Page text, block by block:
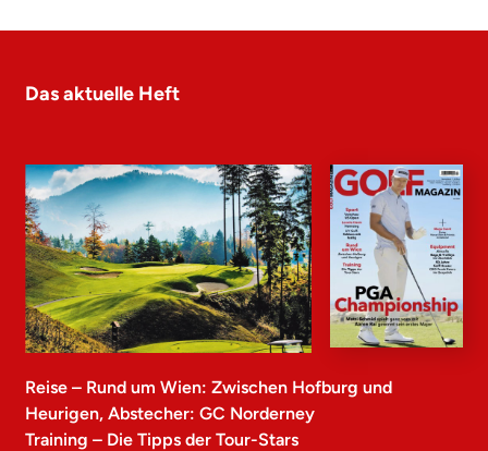
Das aktuelle Heft
Reise – Rund um Wien: Zwischen Hofburg und
Heurigen, Abstecher: GC Norderney
Training – Die Tipps der Tour-Stars